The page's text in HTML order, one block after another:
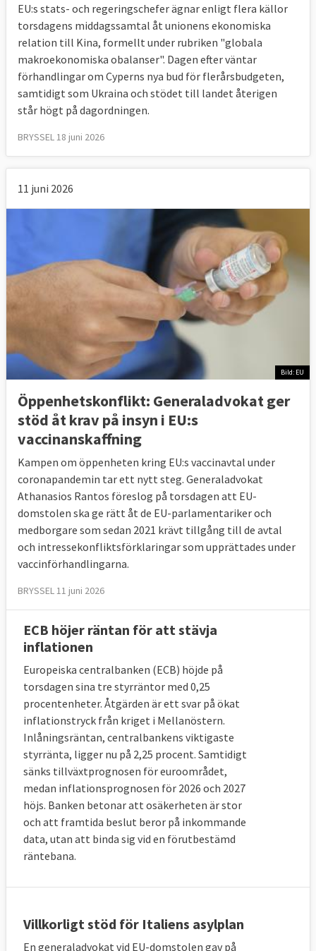
EU:s stats- och regeringschefer ägnar enligt flera källor
torsdagens middagssamtal åt unionens ekonomiska
relation till Kina, formellt under rubriken "globala
makroekonomiska obalanser". Dagen efter väntar
förhandlingar om Cyperns nya bud för flerårsbudgeten,
samtidigt som Ukraina och stödet till landet återigen
står högt på dagordningen.
BRYSSEL 18 juni 2026
11 juni 2026
Bild: EU
Öppenhetskonflikt: Generaladvokat ger
stöd åt krav på insyn i EU:s
vaccinanskaffning
Kampen om öppenheten kring EU:s vaccinavtal under
coronapandemin tar ett nytt steg. Generaladvokat
Athanasios Rantos föreslog på torsdagen att EU-
domstolen ska ge rätt åt de EU-parlamentariker och
medborgare som sedan 2021 krävt tillgång till de avtal
och intressekonfliktsförklaringar som upprättades under
vaccinförhandlingarna.
BRYSSEL 11 juni 2026
ECB höjer räntan för att stävja
inflationen
Europeiska centralbanken (ECB) höjde på
torsdagen sina tre styrräntor med 0,25
procentenheter. Åtgärden är ett svar på ökat
inflationstryck från kriget i Mellanöstern.
Inlåningsräntan, centralbankens viktigaste
styrränta, ligger nu på 2,25 procent. Samtidigt
sänks tillväxtprognosen för euroområdet,
medan inflationsprognosen för 2026 och 2027
höjs. Banken betonar att osäkerheten är stor
och att framtida beslut beror på inkommande
data, utan att binda sig vid en förutbestämd
räntebana.
Villkorligt stöd för Italiens asylplan
En generaladvokat vid EU-domstolen gav på